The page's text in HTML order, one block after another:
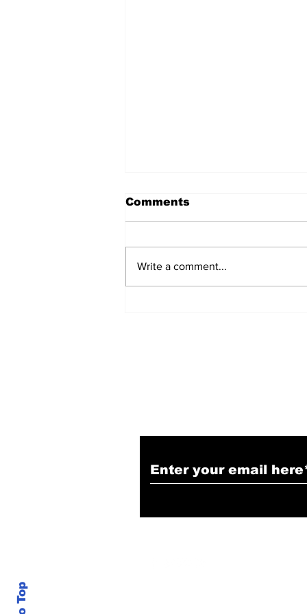
Comments
Write a comment...